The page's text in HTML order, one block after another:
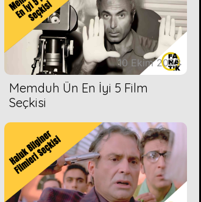
10 Ekim 2023
Memduh Ün En İyi 5 Film
Seçkisi